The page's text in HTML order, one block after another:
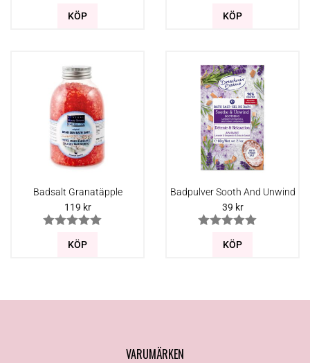
KÖP KÖP
Badsalt Granatäpple
119 kr
KÖP
Badpulver Sooth And Unwind
39 kr
KÖP
VARUMÄRKEN